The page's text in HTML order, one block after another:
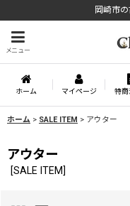
岡崎市
メニュー
ホーム マイページ 特商
ホーム > SALE ITEM > アウター
アウター
[SALE ITEM]